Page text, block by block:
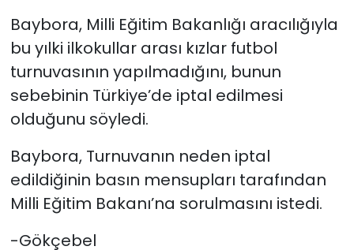
Baybora, Milli Eğitim Bakanlığı aracılığıyla
bu yılki ilkokullar arası kızlar futbol
turnuvasının yapılmadığını, bunun
sebebinin Türkiye’de iptal edilmesi
olduğunu söyledi.
Baybora, Turnuvanın neden iptal
edildiğinin basın mensupları tarafından
Milli Eğitim Bakanı’na sorulmasını istedi.
-Gökçebel